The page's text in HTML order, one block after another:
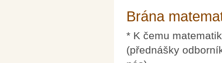
Brána
* K čemu
(přednášky